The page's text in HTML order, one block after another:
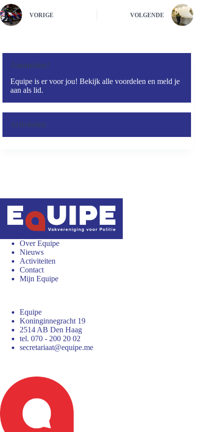
VORIGE VOLGENDE
Aanmelden?
Equipe is er voor jou! Bekijk alle voordelen en meld je
aan als lid.
Activiteiten
Over Equipe
Nieuws
Activiteiten
Contact
Mijn Equipe
Equipe
Koninginnegracht 19
2514 AB Den Haag
tel. 070 - 200 20 02
secretariaat@equipe.me